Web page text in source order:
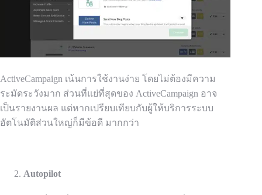
ActiveCampaign เน้นการใช้งานง่าย โดยไม่ต้องมีความ
ระมัดระวังมาก ส่วนที่แย่ที่สุดของ ActiveCampaign อาจ
เป็นรายงานผล แต่หากเปรียบเทียบกับผู้ให้บริการระบบ
อัตโนมัติส่วนใหญ่ก็มีข้อดี มากกว่า
Autopilot